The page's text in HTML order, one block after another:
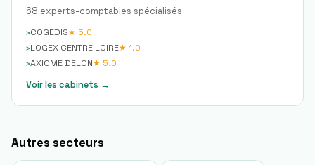
68 experts-comptables spécialisés
›COGEDIS★ 5.0
›LOGEX CENTRE LOIRE★ 1.0
›AXIOME DELON★ 5.0
Voir les cabinets →
Autres secteurs